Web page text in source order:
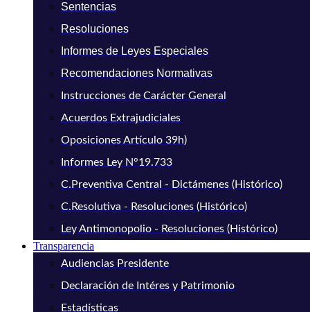
Sentencias
Resoluciones
Informes de Leyes Especiales
Recomendaciones Normativas
Instrucciones de Carácter General
Acuerdos Extrajudiciales
Oposiciones Artículo 39h)
Informes Ley N°19.733
C.Preventiva Central - Dictámenes (Histórico)
C.Resolutiva - Resoluciones (Histórico)
Ley Antimonopolio - Resoluciones (Histórico)
Transparencia
Audiencias Presidente
Declaración de Intéres y Patrimonio
Estadísticas